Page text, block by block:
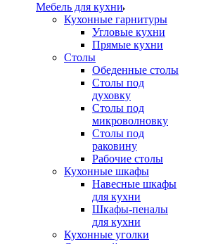
Мебель для кухни
Кухонные гарнитуры
Угловые кухни
Прямые кухни
Столы
Обеденные столы
Столы под
духовку
Столы под
микроволновку
Столы под
раковину
Рабочие столы
Кухонные шкафы
Навесные шкафы
для кухни
Шкафы-пеналы
для кухни
Кухонные уголки